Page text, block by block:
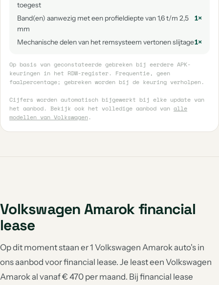
Volkswagen Id. Buzz Cargo
aantal: 1
Volkswagen Jetta
aantal: 1
Volkswagen Sharan
toegest
Band(en) aanwezig met een profieldiepte van 1,6 t/m 2,5
mm
1×
Mechanische delen van het remsysteem vertonen slijtage1×
Op basis van geconstateerde gebreken bij eerdere APK-
keuringen in het RDW-register. Frequentie, geen
faalpercentage; gebreken worden bij de keuring verholpen.
Cijfers worden automatisch bijgewerkt bij elke update van
het aanbod. Bekijk ook het volledige aanbod van alle
modellen van Volkswagen.
Volkswagen Amarok financial
lease
Op dit moment staan er 1 Volkswagen Amarok auto's in
ons aanbod voor financial lease. Je least een Volkswagen
Amarok al vanaf € 470 per maand. Bij financial lease